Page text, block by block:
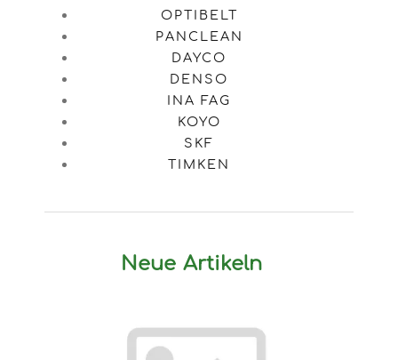
OPTIBELT
PANCLEAN
DAYCO
DENSO
INA FAG
KOYO
SKF
TIMKEN
Neue Artikeln